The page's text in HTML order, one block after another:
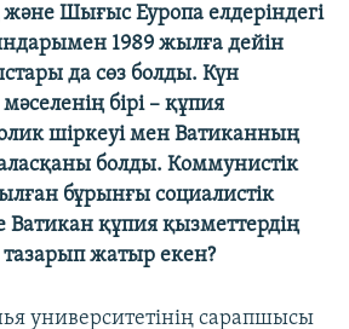
Шығыс Еуропа елдеріндегі
1989 жылға дейін
да сөз болды. Күн
мәселенің бірі – құпия
шіркеуі мен Ватиканның
болды. Коммунистік
бұрынғы социалистік
құпия қызметтердің
жатыр екен?
университетінің сарапшысы